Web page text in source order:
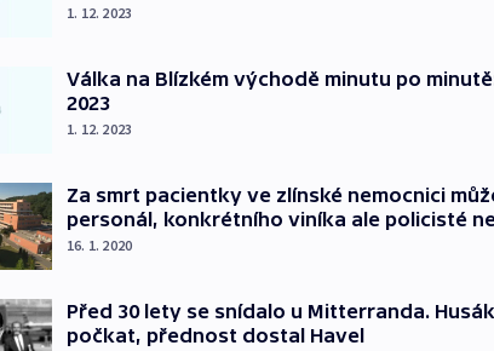
1. 12. 2023
Válka na Blízkém východě minutu po
2023
1. 12. 2023
Za smrt pacientky ve zlínské nemocnici
personál, konkrétního viníka ale policisté
16. 1. 2020
Před 30 lety se snídalo u Mitterranda.
počkat, přednost dostal Havel